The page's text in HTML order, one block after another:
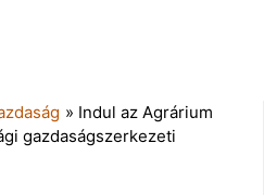
» Indul az Agrárium
gazdaságszerkezeti